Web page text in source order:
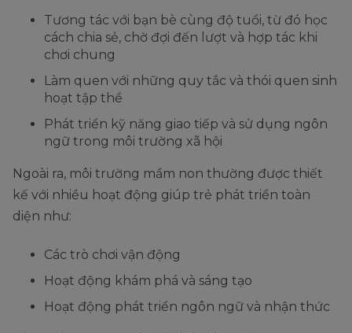
Tương tác với bạn bè cùng độ tuổi, từ đó học
cách chia sẻ, chờ đợi đến lượt và hợp tác khi
chơi chung
Làm quen với những quy tắc và thói quen sinh
hoạt tập thể
Phát triển kỹ năng giao tiếp và sử dụng ngôn
ngữ trong môi trường xã hội
Ngoài ra, môi trường mầm non thường được thiết
kế với nhiều hoạt động giúp trẻ phát triển toàn
diện như:
Các trò chơi vận động
Hoạt động khám phá và sáng tạo
Hoạt động phát triển ngôn ngữ và nhận thức